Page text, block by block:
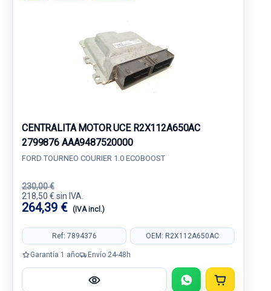
CENTRALITA MOTOR UCE R2X112A650AC
2799876 AAA9487520000
FORD TOURNEO COURIER 1.0 ECOBOOST
230,00 €
218,50 € sin IVA.
264,39 € (IVA incl.)
Ref: 7894376 OEM: R2X112A650AC
Garantía 1 año Envío 24-48h